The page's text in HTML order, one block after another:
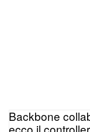
Backbone